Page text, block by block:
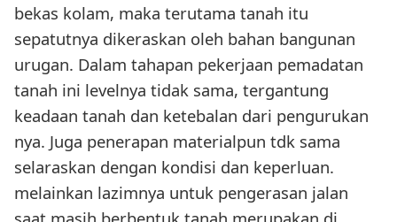
bekas kolam, maka terutama tanah itu
sepatutnya dikeraskan oleh bahan bangunan
urugan. Dalam tahapan pekerjaan pemadatan
tanah ini levelnya tidak sama, tergantung
keadaan tanah dan ketebalan dari pengurukan
nya. Juga penerapan materialpun tdk sama
selaraskan dengan kondisi dan keperluan.
melainkan lazimnya untuk pengerasan jalan